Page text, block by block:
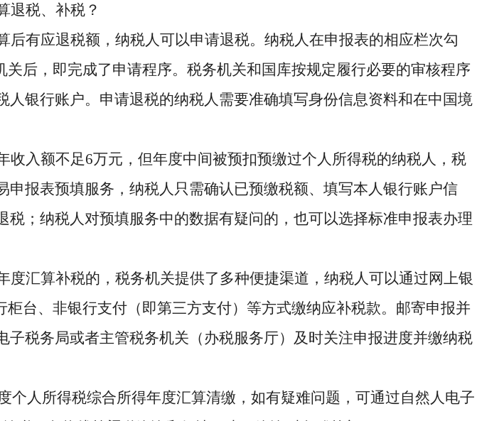
退税、补税？
后有应退税额，纳税人可以申请退税。纳税人在申报表的相应栏次勾
关后，即完成了申请程序。税务机关和国库按规定履行必要的审核程序
人银行账户。申请退税的纳税人需要准确填写身份信息资料和在中国境
收入额不足6万元，但年度中间被预扣预缴过个人所得税的纳税人，税
申报表预填服务，纳税人只需确认已预缴税额、填写本人银行账户信
税；纳税人对预填服务中的数据有疑问的，也可以选择标准申报表办理
度汇算补税的，税务机关提供了多种便捷渠道，纳税人可以通过网上银
柜台、非银行支付（即第三方支付）等方式缴纳应补税款。邮寄申报并
子税务局或者主管税务机关（办税服务厅）及时关注申报进度并缴纳税
个人所得税综合所得年度汇算清缴，如有疑难问题，可通过自然人电子